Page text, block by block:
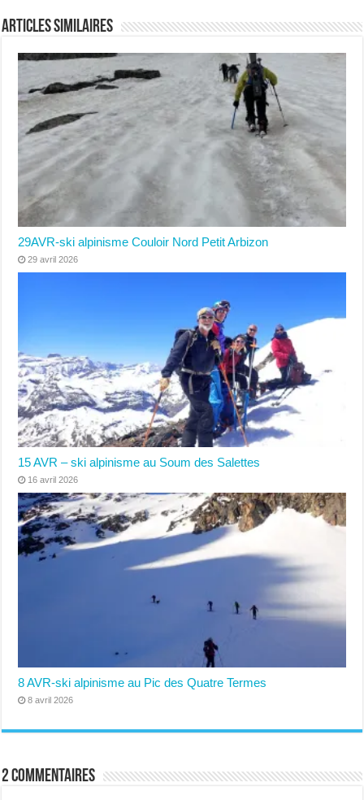
Articles similaires
29AVR-ski alpinisme Couloir Nord Petit Arbizon
29 avril 2026
15 AVR – ski alpinisme au Soum des Salettes
16 avril 2026
8 AVR-ski alpinisme au Pic des Quatre Termes
8 avril 2026
2 commentaires